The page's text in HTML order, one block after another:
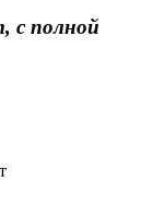
с полной